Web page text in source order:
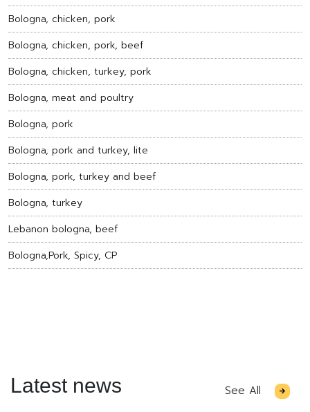
Bologna, chicken, pork
Bologna, chicken, pork, beef
Bologna, chicken, turkey, pork
Bologna, meat and poultry
Bologna, pork
Bologna, pork and turkey, lite
Bologna, pork, turkey and beef
Bologna, turkey
Lebanon bologna, beef
Bologna,Pork, Spicy, CP
Latest news See All